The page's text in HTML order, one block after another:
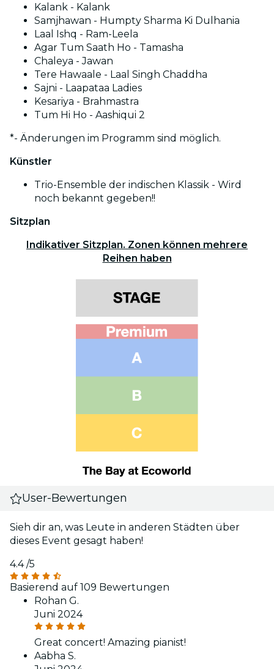
Kalank - Kalank
Samjhawan - Humpty Sharma Ki Dulhania
Laal Ishq - Ram-Leela
Agar Tum Saath Ho - Tamasha
Chaleya - Jawan
Tere Hawaale - Laal Singh Chaddha
Sajni - Laapataa Ladies
Kesariya - Brahmastra
Tum Hi Ho - Aashiqui 2
*- Änderungen im Programm sind möglich.
Künstler
Trio-Ensemble der indischen Klassik - Wird
noch bekannt gegeben!!
Sitzplan
Indikativer Sitzplan. Zonen können mehrere
Reihen haben
User-Bewertungen
Sieh dir an, was Leute in anderen Städten über
dieses Event gesagt haben!
4.4/5
Basierend auf 109 Bewertungen
Rohan G.
Juni 2024
Great concert! Amazing pianist!
Aabha S.